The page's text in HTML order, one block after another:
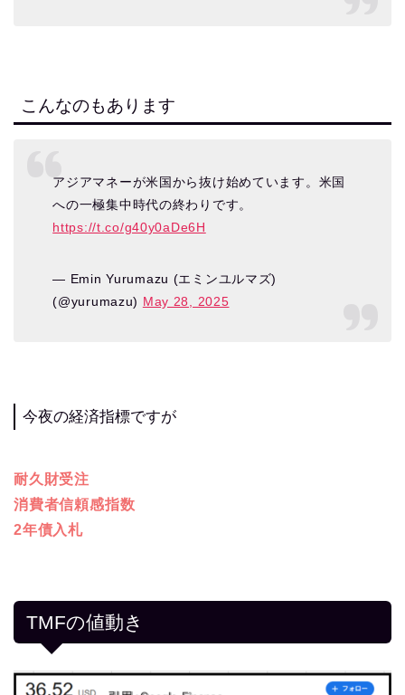
こんなのもあります
アジアマネーが米国から抜け始めています。米国
への一極集中時代の終わりです。
https://t.co/g40y0aDe6H
— Emin Yurumazu (エミンユルマズ)
(@yurumazu) May 28, 2025
今夜の経済指標ですが
耐久財受注
消費者信頼感指数
2年債入札
TMFの値動き